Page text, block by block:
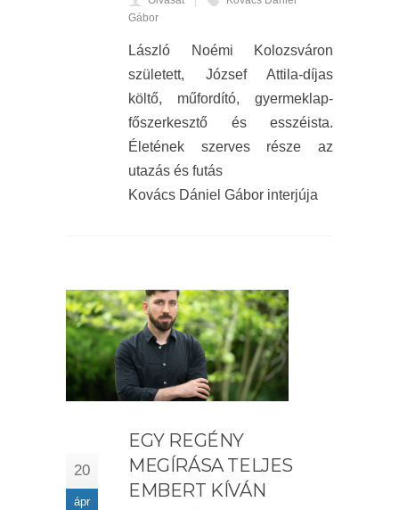
Gábor
László Noémi Kolozsváron
született, József Attila-díjas
költő, műfordító, gyermeklap-
főszerkesztő és esszéista.
Életének szerves része az
utazás és futás
Kovács Dániel Gábor interjúja
20
ápr
EGY REGÉNY
MEGÍRÁSA TELJES
EMBERT KÍVÁN